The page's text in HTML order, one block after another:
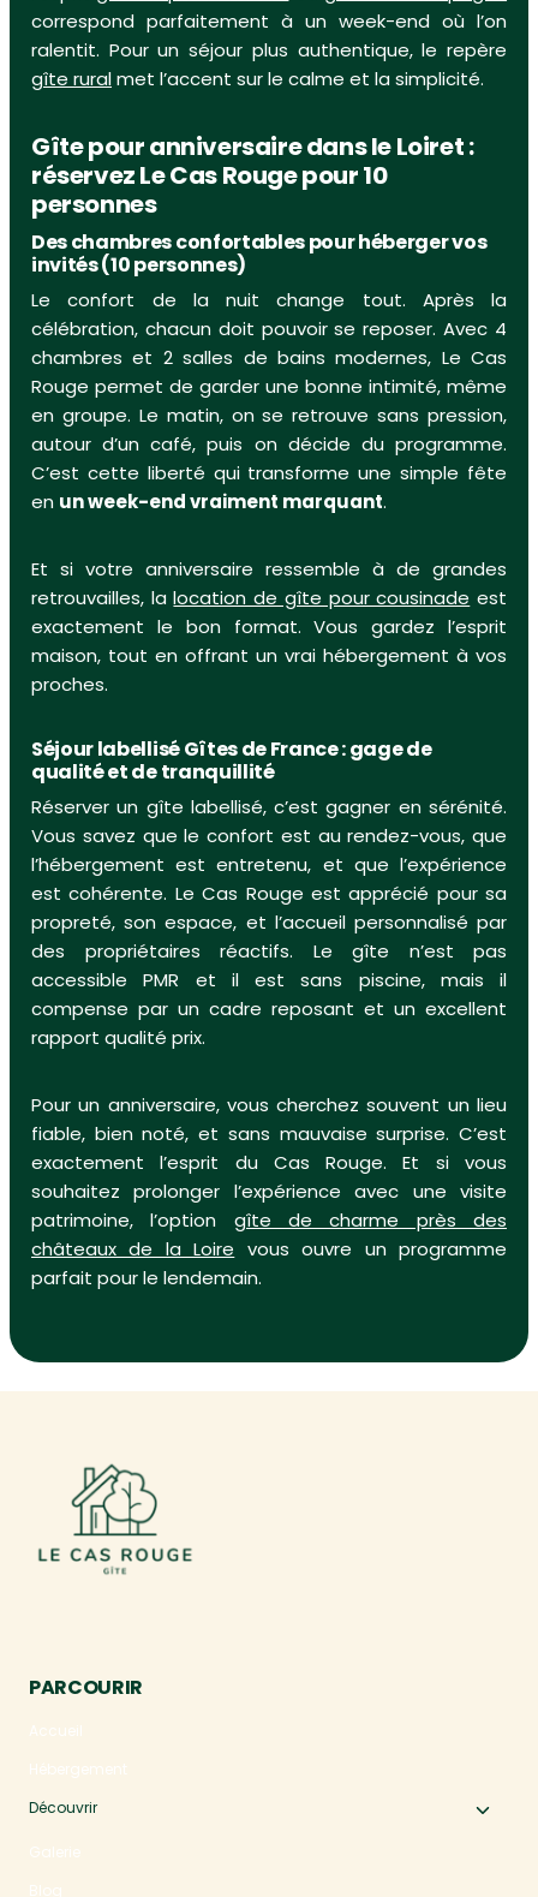
correspond parfaitement à un week-end où l’on
ralentit. Pour un séjour plus authentique, le repère
gîte ruralmet l’accent sur le calme et la simplicité.
Gîte pour anniversaire dans le Loiret :
réservez Le Cas Rouge pour 10
personnes
Des chambres confortables pour héberger vos
invités (10 personnes)
Le confort de la nuit change tout. Après la
célébration, chacun doit pouvoir se reposer. Avec 4
chambres et 2 salles de bains modernes, Le Cas
Rouge permet de garder une bonne intimité, même
en groupe. Le matin, on se retrouve sans pression,
autour d’un café, puis on décide du programme.
C’est cette liberté qui transforme une simple fête
en un week-end vraiment marquant.
Et si votre anniversaire ressemble à de grandes
retrouvailles, lalocation de gîte pour cousinade est
exactement le bon format. Vous gardez l’esprit
maison, tout en offrant un vrai hébergement à vos
proches.
Séjour labellisé Gîtes de France : gage de
qualité et de tranquillité
Réserver un gîte labellisé, c’est gagner en sérénité.
Vous savez que le confort est au rendez-vous, que
l’hébergement est entretenu, et que l’expérience
est cohérente. Le Cas Rouge est apprécié pour sa
propreté, son espace, et l’accueil personnalisé par
des propriétaires réactifs. Le gîte n’est pas
accessible PMR et il est sans piscine, mais il
compense par un cadre reposant et un excellent
rapport qualité prix.
Pour un anniversaire, vous cherchez souvent un lieu
fiable, bien noté, et sans mauvaise surprise. C’est
exactement l’esprit du Cas Rouge. Et si vous
souhaitez prolonger l’expérience avec une visite
patrimoine, l’option gîte de charme près des
châteaux de la Loire vous ouvre un programme
parfait pour le lendemain.
PARCOURIR
Accueil
Hébergement
Découvrir
Galerie
Blog